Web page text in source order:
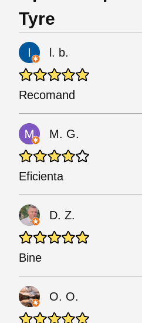
Tyre
l. b.
Recomand
M. G.
Eficienta
D. Z.
Bine
O. O.